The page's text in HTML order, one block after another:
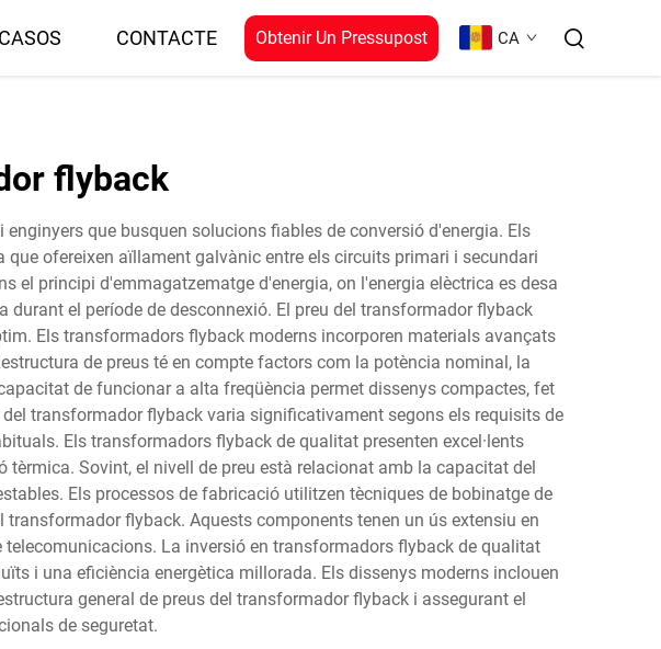
CASOS CONTACTE Obtenir Un Pressupost CA
flyback
que busquen solucions fiables de conversió d'energia. Els
ofereixen aïllament galvànic entre els circuits primari i secundari
principi d'emmagatzematge d'energia, on l'energia elèctrica es desa
el període de desconnexió. El preu del transformador flyback
Els transformadors flyback moderns incorporen materials avançats
de preus té en compte factors com la potència nominal, la
de funcionar a alta freqüència permet dissenys compactes, fet
transformador flyback varia significativament segons els requisits de
Els transformadors flyback de qualitat presenten excel·lents
Sovint, el nivell de preu està relacionat amb la capacitat del
Els processos de fabricació utilitzen tècniques de bobinatge de
flyback. Aquests components tenen un ús extensiu en
La inversió en transformadors flyback de qualitat
i una eficiència energètica millorada. Els dissenys moderns inclouen
general de preus del transformador flyback i assegurant el
de seguretat.